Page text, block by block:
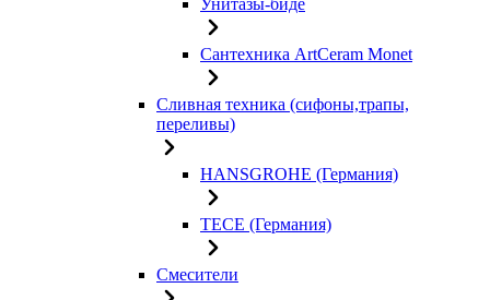
Унитазы-биде
Сантехника ArtCeram Monet
Сливная техника (сифоны,трапы,
переливы)
HANSGROHE (Германия)
TECE (Германия)
Смесители